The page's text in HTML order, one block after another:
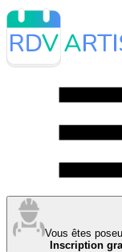
Vous êtes
Inscription